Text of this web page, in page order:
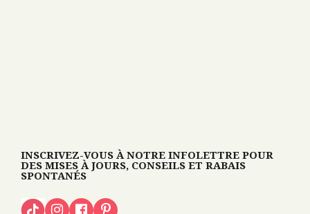
INSCRIVEZ-VOUS À NOTRE INFOLETTRE POUR
DES MISES À JOURS, CONSEILS ET RABAIS
SPONTANÉS